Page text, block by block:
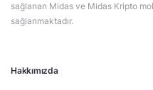
Hakkımızda
sağlanan Midas ve Midas Kripto
sağlanmaktadır.